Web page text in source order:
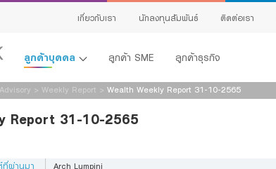
เกี่ยวกับเรา นักลงทุนสัมพันธ์ ติดต่อเรา
ลูกค้าบุคคล ลูกค้า SME ลูกค้าธุรกิจ
เงินฝาก
> Weekly Report > Wealth Weekly Report 31-10-2565
Report 31-10-2565
ที่ผ่านมา Arch Lumpini